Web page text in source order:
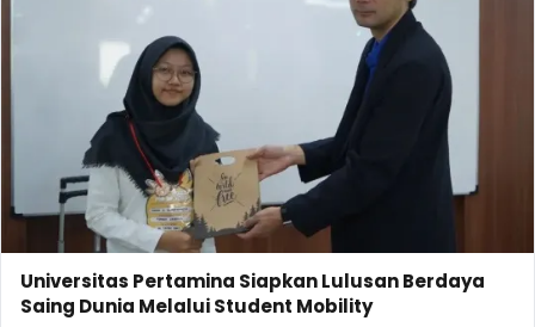
Universitas Pertamina Siapkan Lulusan Berdaya
Saing Dunia Melalui Student Mobility